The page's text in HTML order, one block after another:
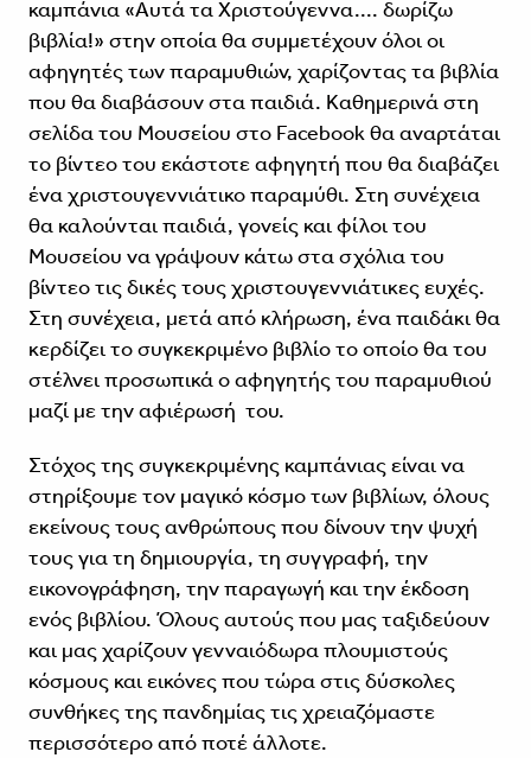
καμπάνια «Αυτά τα Χριστούγεννα.... δωρίζω
βιβλία!» στην οποία θα συμμετέχουν όλοι οι
αφηγητές των παραμυθιών, χαρίζοντας τα βιβλία
που θα διαβάσουν στα παιδιά. Καθημερινά στη
σελίδα του Μουσείου στο Facebook θα αναρτάται
το βίντεο του εκάστοτε αφηγητή που θα διαβάζει
ένα χριστουγεννιάτικο παραμύθι. Στη συνέχεια
θα καλούνται παιδιά, γονείς και φίλοι του
Μουσείου να γράψουν κάτω στα σχόλια του
βίντεο τις δικές τους χριστουγεννιάτικες ευχές.
Στη συνέχεια, μετά από κλήρωση, ένα παιδάκι θα
κερδίζει το συγκεκριμένο βιβλίο το οποίο θα του
στέλνει προσωπικά ο αφηγητής του παραμυθιού
μαζί με την αφιέρωσή του.
Στόχος της συγκεκριμένης καμπάνιας είναι να
στηρίξουμε τον μαγικό κόσμο των βιβλίων, όλους
εκείνους τους ανθρώπους που δίνουν την ψυχή
τους για τη δημιουργία, τη συγγραφή, την
εικονογράφηση, την παραγωγή και την έκδοση
ενός βιβλίου. Όλους αυτούς που μας ταξιδεύουν
και μας χαρίζουν γενναιόδωρα πλουμιστούς
κόσμους και εικόνες που τώρα στις δύσκολες
συνθήκες της πανδημίας τις χρειαζόμαστε
περισσότερο από ποτέ άλλοτε.